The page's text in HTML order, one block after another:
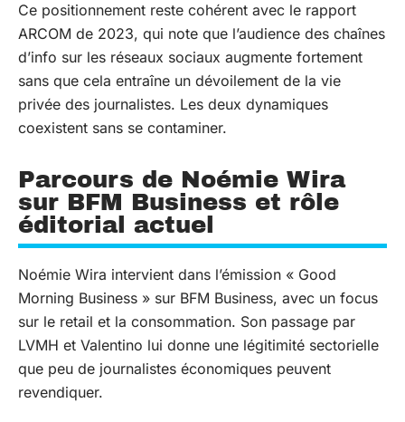
Ce positionnement reste cohérent avec le rapport
ARCOM de 2023, qui note que l’audience des chaînes
d’info sur les réseaux sociaux augmente fortement
sans que cela entraîne un dévoilement de la vie
privée des journalistes. Les deux dynamiques
coexistent sans se contaminer.
Parcours de Noémie Wira
sur BFM Business et rôle
éditorial actuel
Noémie Wira intervient dans l’émission « Good
Morning Business » sur BFM Business, avec un focus
sur le retail et la consommation. Son passage par
LVMH et Valentino lui donne une légitimité sectorielle
que peu de journalistes économiques peuvent
revendiquer.